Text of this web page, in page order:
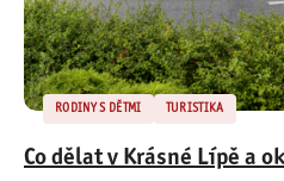
RODINY S DĚTMI TURISTIKA
Co dělat v Krásné Lípě a